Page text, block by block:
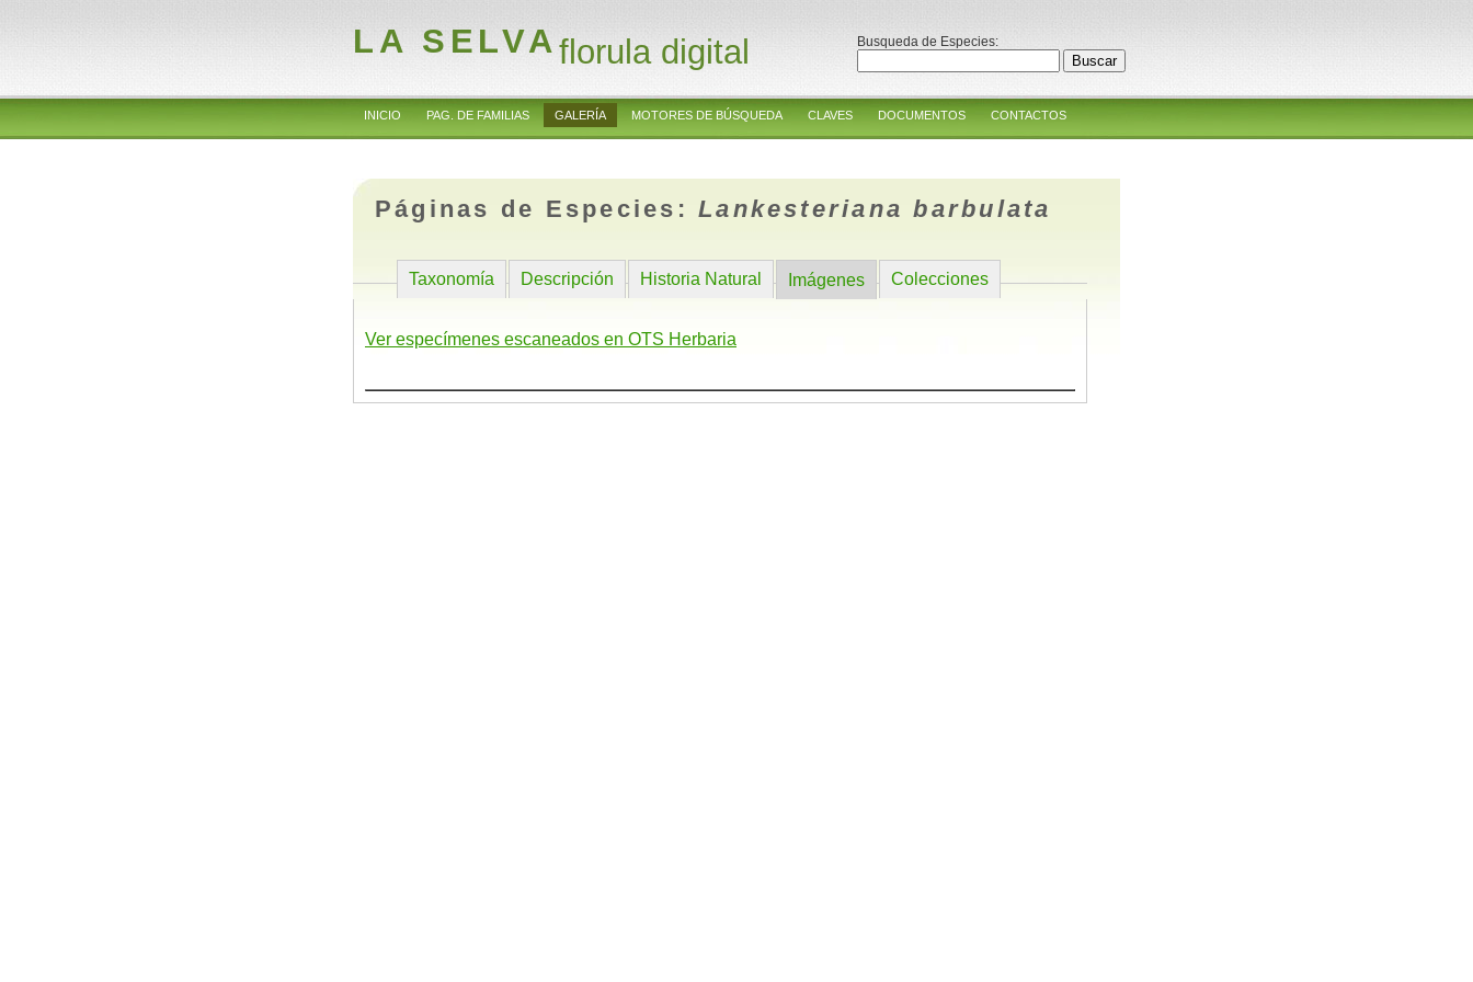
LA SELVAflorula digital Busqueda de Especies:
INICIO PAG. DE FAMILIAS GALERÍA MOTORES DE BÚSQUEDA CLAVES DOCUMENTOS CONTACTOS
Páginas de Especies:Lankesteriana barbulata
Taxonomía Descripción Historia Natural Imágenes Colecciones
Ver especímenes escaneados en OTS Herbaria